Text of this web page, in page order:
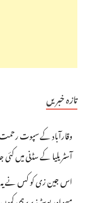
تازہ خبریں
وقارآباد کے سپوت رحمت
آسٹریلیا کے سڈنی میں
اس جین زی کو کس نے